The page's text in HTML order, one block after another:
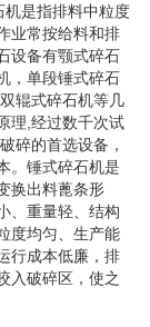
是指排料中粒度
业常按给料和排
设备有颚式碎石
，单段锤式碎石
辊式碎石机等几
理,经过数千次试
碎的首选设备，
。锤式碎石机是
换出料蓖条形
、重量轻、结构
度均匀、生产能
行成本低廉，排
入破碎区，使之